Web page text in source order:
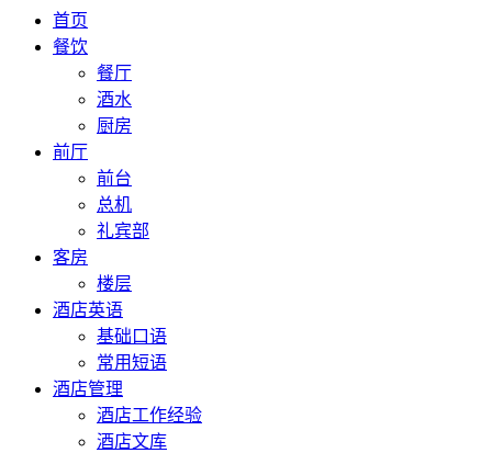
首页
餐饮
餐厅
酒水
厨房
前厅
前台
总机
礼宾部
客房
楼层
酒店英语
基础口语
常用短语
酒店管理
酒店工作经验
酒店文库